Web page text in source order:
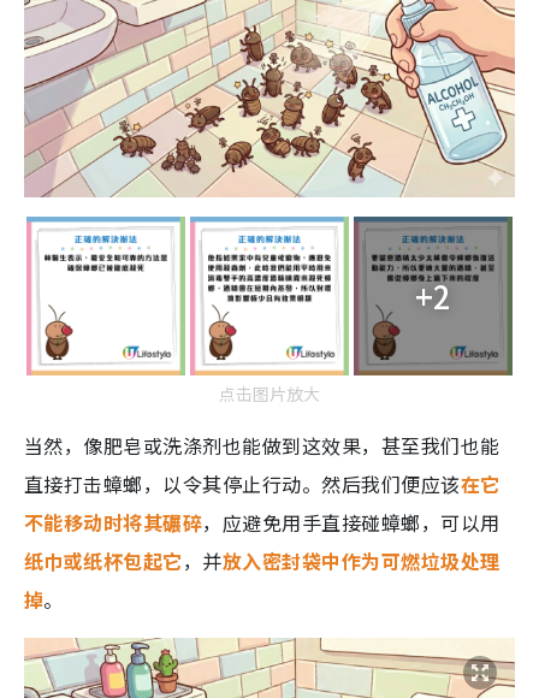
+2
点击图片放大
当然，像肥皂或洗涤剂也能做到这效果，甚至我们也能
直接打击蟑螂，以令其停止行动。然后我们便应该在它
不能移动时将其碾碎，应避免用手直接碰蟑螂，可以用
纸巾或纸杯包起它，并放入密封袋中作为可燃垃圾处理
掉。